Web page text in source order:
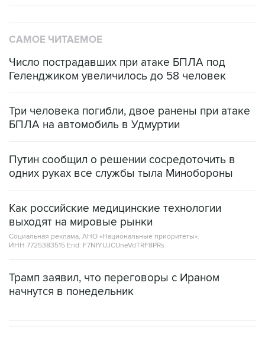
САМОЕ ЧИТАЕМОЕ
Число пострадавших при атаке БПЛА под
Геленджиком увеличилось до 58 человек
Три человека погибли, двое ранены при атаке
БПЛА на автомобиль в Удмуртии
Путин сообщил о решении сосредоточить в
одних руках все службы тыла Минобороны
Как российские медицинские технологии
выходят на мировые рынки
Социальная реклама, АНО «Национальные приоритеты».
ИНН 7725383515 Erid: F7NfYUJCUneVdTRF8PRs
Трамп заявил, что переговоры с Ираном
начнутся в понедельник